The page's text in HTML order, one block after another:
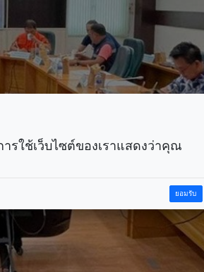
รใช้เว็บไซต์ของเราแสดงว่าคุณ
ยอมรับ